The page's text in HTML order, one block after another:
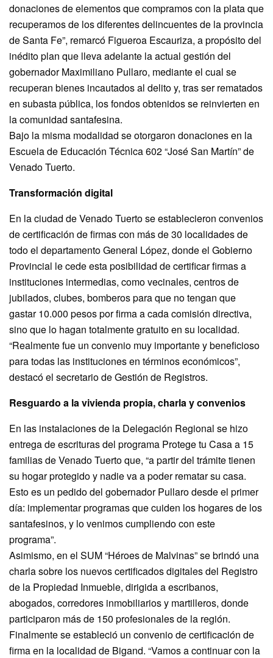
donaciones de elementos que compramos con la plata que
recuperamos de los diferentes delincuentes de la provincia
de Santa Fe”, remarcó Figueroa Escauriza, a propósito del
inédito plan que lleva adelante la actual gestión del
gobernador Maximiliano Pullaro, mediante el cual se
recuperan bienes incautados al delito y, tras ser rematados
en subasta pública, los fondos obtenidos se reinvierten en
la comunidad santafesina.
Bajo la misma modalidad se otorgaron donaciones en la
Escuela de Educación Técnica 602 “José San Martín” de
Venado Tuerto.
Transformación digital
En la ciudad de Venado Tuerto se establecieron convenios
de certificación de firmas con más de 30 localidades de
todo el departamento General López, donde el Gobierno
Provincial le cede esta posibilidad de certificar firmas a
instituciones intermedias, como vecinales, centros de
jubilados, clubes, bomberos para que no tengan que
gastar 10.000 pesos por firma a cada comisión directiva,
sino que lo hagan totalmente gratuito en su localidad.
“Realmente fue un convenio muy importante y beneficioso
para todas las instituciones en términos económicos”,
destacó el secretario de Gestión de Registros.
Resguardo a la vivienda propia, charla y convenios
En las instalaciones de la Delegación Regional se hizo
entrega de escrituras del programa Protege tu Casa a 15
familias de Venado Tuerto que, “a partir del trámite tienen
su hogar protegido y nadie va a poder rematar su casa.
Esto es un pedido del gobernador Pullaro desde el primer
día: implementar programas que cuiden los hogares de los
santafesinos, y lo venimos cumpliendo con este
programa”.
Asimismo, en el SUM “Héroes de Malvinas” se brindó una
charla sobre los nuevos certificados digitales del Registro
de la Propiedad Inmueble, dirigida a escribanos,
abogados, corredores inmobiliarios y martilleros, donde
participaron más de 150 profesionales de la región.
Finalmente se estableció un convenio de certificación de
firma en la localidad de Bigand. “Vamos a continuar con la